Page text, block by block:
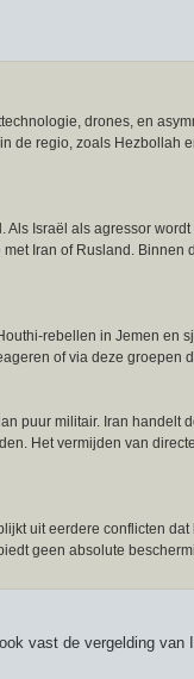
drones, en
de regio, zoals Hezbollah
Israël als agressor
Iran of Rusland. Binnen
rebellen in Jemen en
of via deze groepen
puur militair. Iran handelt
Het vermijden van
uit eerdere conflicten
geen absolute
vast de vergelding van